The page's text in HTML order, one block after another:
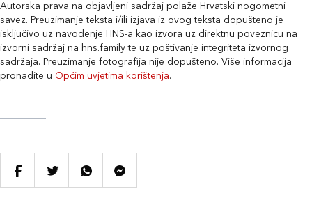
Autorska prava na objavljeni sadržaj polaže Hrvatski nogometni
savez. Preuzimanje teksta i/ili izjava iz ovog teksta dopušteno je
isključivo uz navođenje HNS-a kao izvora uz direktnu poveznicu na
izvorni sadržaj na hns.family te uz poštivanje integriteta izvornog
sadržaja. Preuzimanje fotografija nije dopušteno. Više informacija
pronađite u Općim uvjetima korištenja.